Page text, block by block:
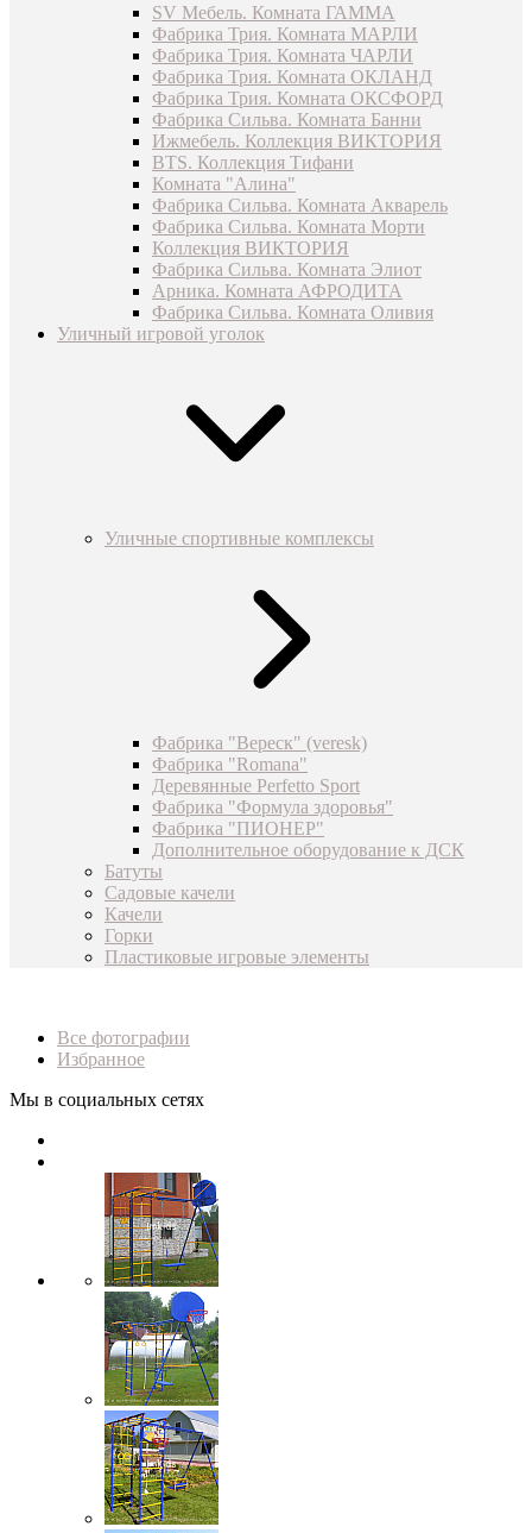
SV Мебель. Комната ГАММА
Фабрика Трия. Комната МАРЛИ
Фабрика Трия. Комната ЧАРЛИ
Фабрика Трия. Комната ОКЛАНД
Фабрика Трия. Комната ОКСФОРД
Фабрика Сильва. Комната Банни
Ижмебель. Коллекция ВИКТОРИЯ
BTS. Коллекция Тифани
Комната "Алина"
Фабрика Сильва. Комната Акварель
Фабрика Сильва. Комната Морти
Коллекция ВИКТОРИЯ
Фабрика Сильва. Комната Элиот
Арника. Комната АФРОДИТА
Фабрика Сильва. Комната Оливия
Уличный игровой уголок
Уличные спортивные комплексы
Фабрика "Вереск" (veresk)
Фабрика "Romana"
Деревянные Perfetto Sport
Фабрика "Формула здоровья"
Фабрика "ПИОНЕР"
Дополнительное оборудование к ДСК
Батуты
Садовые качели
Качели
Горки
Пластиковые игровые элементы
Все фотографии
Избранное
Мы в социальных сетях